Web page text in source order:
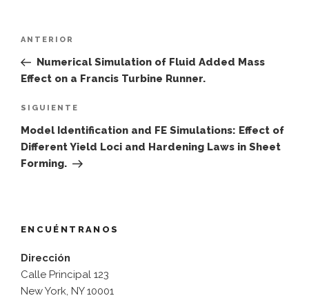
Navegación
entradas
Entrada
anterior:
ANTERIOR
Numerical Simulation of Fluid Added Mass
Effect on a Francis Turbine Runner.
Siguiente
entrada
SIGUIENTE
Model Identification and FE Simulations: Effect of
Different Yield Loci and Hardening Laws in Sheet
Forming.
ENCUÉNTRANOS
Dirección
Calle Principal 123
New York, NY 10001